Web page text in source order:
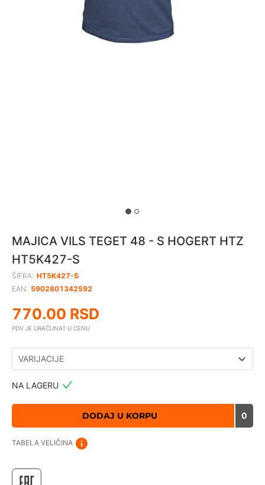
MAJICA VILS TEGET 48 - S HOGERT HTZ
HT5K427-S
ŠIFRA: HT5K427-S
EAN: 5902801342592
770.00 RSD
PDV JE URAČUNAT U CENU
VARIJACIJE
NA LAGERU
DODAJ U KORPU 0
TABELA VELIČINA